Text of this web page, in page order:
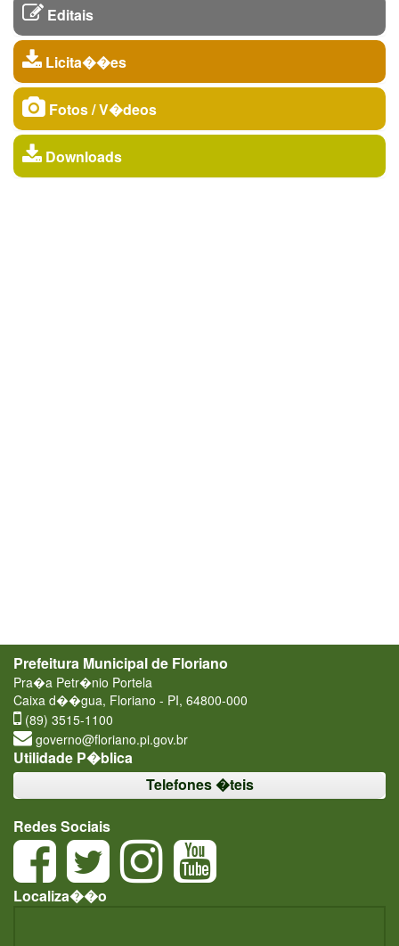
Editais
Licita��es
Fotos / V�deos
Downloads
Prefeitura Municipal de Floriano
Pra�a Petr�nio Portela
Caixa d��gua, Floriano - PI, 64800-000
(89) 3515-1100
governo@floriano.pi.gov.br
Utilidade P�blica
Telefones �teis
Redes Sociais
Localiza��o